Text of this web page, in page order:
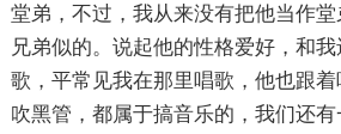
堂弟，不过，我从来没有把他当作
兄弟似的。说起他的性格爱好，和
歌，平常见我在那里唱歌，他也跟
吹黑管，都属于搞音乐的，我们还